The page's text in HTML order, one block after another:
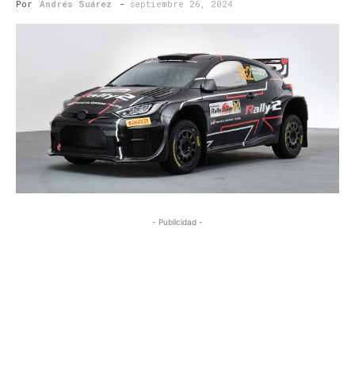
Por Andrés Suárez - septiembre 26, 2024
- Publicidad -